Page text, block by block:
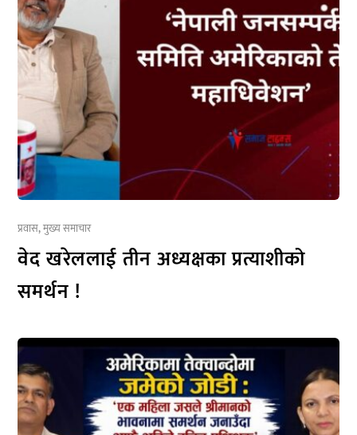
प्रवास,मुख्य समाचार
वेद खरेललाई तीन अध्यक्षका प्रत्याशीको
समर्थन !